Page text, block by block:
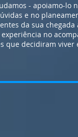
- apoiamo-lo
e no
da sua chegada
experiência no
que decidiram viver